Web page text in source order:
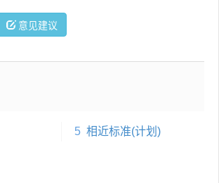
意见建议
5 相近标准(计划)